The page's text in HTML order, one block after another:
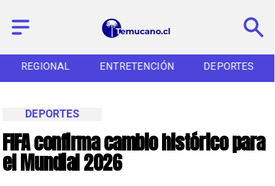
REGIONAL ENTRETENCIÓN DEPORTES
FIFA confirma cambio histórico para
el Mundial 2026
DEPORTES